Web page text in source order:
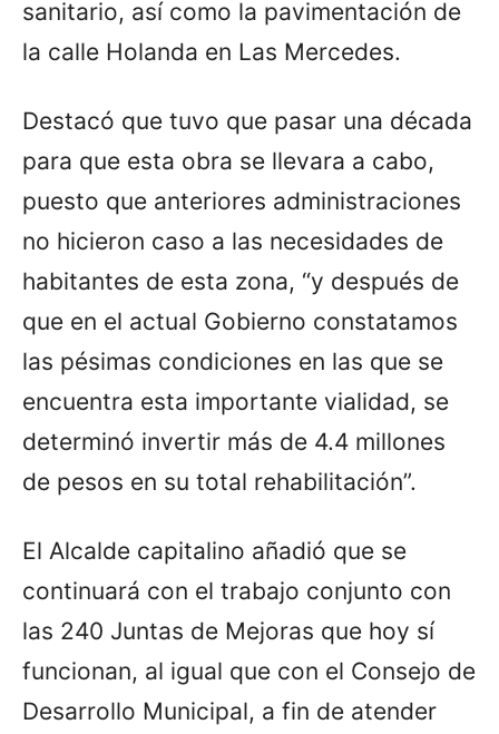
sanitario, así como la pavimentación de
la calle Holanda en Las Mercedes.
Destacó que tuvo que pasar una década
para que esta obra se llevara a cabo,
puesto que anteriores administraciones
no hicieron caso a las necesidades de
habitantes de esta zona, “y después de
que en el actual Gobierno constatamos
las pésimas condiciones en las que se
encuentra esta importante vialidad, se
determinó invertir más de 4.4 millones
de pesos en su total rehabilitación”.
El Alcalde capitalino añadió que se
continuará con el trabajo conjunto con
las 240 Juntas de Mejoras que hoy sí
funcionan, al igual que con el Consejo de
Desarrollo Municipal, a fin de atender